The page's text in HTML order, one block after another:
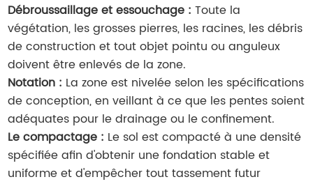
Débroussaillage et essouchage : Toute la
végétation, les grosses pierres, les racines, les débris
de construction et tout objet pointu ou anguleux
doivent être enlevés de la zone.
Notation : La zone est nivelée selon les spécifications
de conception, en veillant à ce que les pentes soient
adéquates pour le drainage ou le confinement.
Le compactage : Le sol est compacté à une densité
spécifiée afin d'obtenir une fondation stable et
uniforme et d'empêcher tout tassement futur